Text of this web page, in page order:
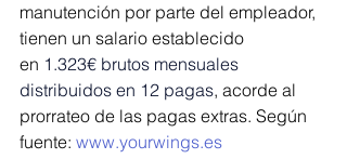
manutención por parte del empleador,
tienen un salario establecido
en 1.323€ brutos mensuales
distribuidos en 12 pagas, acorde al
prorrateo de las pagas extras. Según
fuente: www.yourwings.es